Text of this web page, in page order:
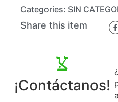
¡Contáctanos!
Categories: SIN
Share this item